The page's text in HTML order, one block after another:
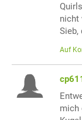
nicht
Sieb,
Auf
mich